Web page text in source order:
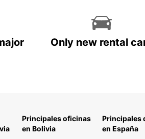
Only new rental
Principales oficinas
en Bolivia
Principales
en España